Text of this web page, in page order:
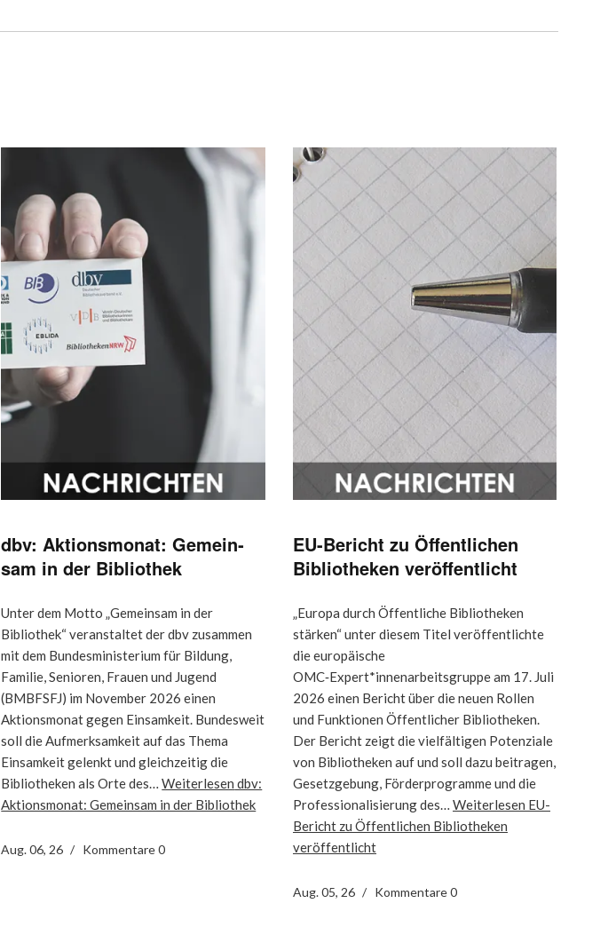
dbv: Ak­ti­ons­mo­nat: Ge­mein­
sam in der Bi­blio­thek
Unter dem Motto „Gemeinsam in der
Bibliothek“ veranstaltet der dbv zusammen
mit dem Bundesministerium für Bildung,
Familie, Senioren, Frauen und Jugend
(BMBFSFJ) im November 2026 einen
Aktionsmonat gegen Einsamkeit. Bundesweit
soll die Aufmerksamkeit auf das Thema
Einsamkeit gelenkt und gleichzeitig die
Bibliotheken als Orte des…Weiterlesen dbv:
Ak­ti­ons­mo­nat: Ge­mein­sam in der Bi­blio­thek
Aug. 06, 26 Kommentare 0
EU-Bericht zu Öffentlichen
Bibliotheken veröffentlicht
„Europa durch Öffentliche Bibliotheken
stärken“ unter diesem Titel veröffentlichte
die europäische
OMC‑Expert*innenarbeitsgruppe am 17. Juli
2026 einen Bericht über die neuen Rollen
und Funktionen Öffentlicher Bibliotheken.
Der Bericht zeigt die vielfältigen Potenziale
von Bibliotheken auf und soll dazu beitragen,
Gesetzgebung, Förderprogramme und die
Professionalisierung des… Weiterlesen EU-
Bericht zu Öffentlichen Bibliotheken
veröffentlicht
Aug. 05, 26 Kommentare 0